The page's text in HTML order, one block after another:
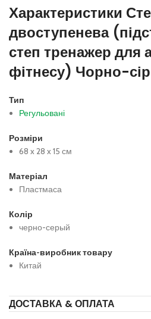
Характеристики
двоступенева
степ тренажер для
фітнесу) Чорно-
Тип
Регульовані
Розміри
68 x 28 x 15 см
Матеріал
Пластмаса
Колір
черно-серый
Країна-виробник товару
Китай
ДОСТАВКА & ОПЛАТА